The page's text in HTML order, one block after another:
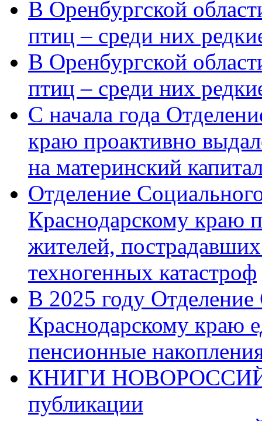
В Оренбургской
птиц – среди них
В Оренбургской
птиц – среди них
С начала года
краю проактивно
на материнский
Отделение
Краснодарскому краю
жителей,
техногенных катастроф
В 2025 году
Краснодарскому краю
пенсионные
КНИГИ
публикации